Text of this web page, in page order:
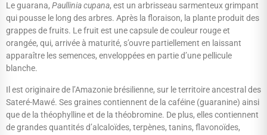
Le guarana, Paullinia cupana, est un arbrisseau sarmenteux grimpant
qui pousse le long des arbres. Après la floraison, la plante produit des
grappes de fruits. Le fruit est une capsule de couleur rouge et
orangée, qui, arrivée à maturité, s’ouvre partiellement en laissant
apparaître les semences, enveloppées en partie d’une pellicule
blanche.
Il est originaire de l’Amazonie brésilienne, sur le territoire ancestral des
Sateré-Mawé. Ses graines contiennent de la caféine (guaranine) ainsi
que de la théophylline et de la théobromine. De plus, elles contiennent
de grandes quantités d’alcaloïdes, terpènes, tanins, flavonoïdes,